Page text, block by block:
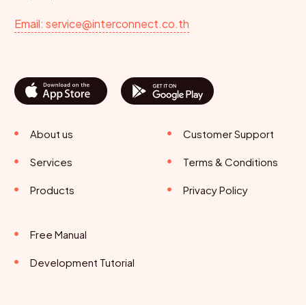
Email: service@interconnect.co.th
About us
Services
Products
Customer Support
Terms & Conditions
Privacy Policy
Free Manual
Development Tutorial